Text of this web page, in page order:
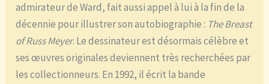
admirateur de Ward, fait aussi appel à lui à la fin de la
décennie pour illustrer son autobiographie : The Breast
of Russ Meyer. Le dessinateur est désormais célèbre et
ses œuvres originales deviennent très recherchées par
les collectionneurs. En 1992, il écrit la bande